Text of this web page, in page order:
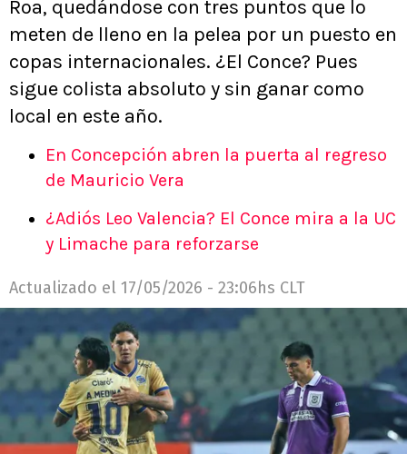
Roa, quedándose con tres puntos que lo
meten de lleno en la pelea por un puesto en
copas internacionales. ¿El Conce? Pues
sigue colista absoluto y sin ganar como
local en este año.
En Concepción abren la puerta al regreso
de Mauricio Vera
¿Adiós Leo Valencia? El Conce mira a la UC
y Limache para reforzarse
Actualizado el 17/05/2026 - 23:06hs CLT